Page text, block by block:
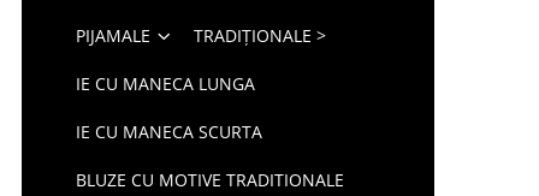
PIJAMALE TRADIȚIONALE >
IE CU MANECA LUNGA
IE CU MANECA SCURTA
BLUZE CU MOTIVE TRADITIONALE